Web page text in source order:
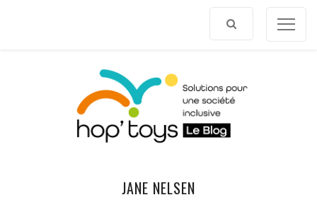
JANE NELSEN